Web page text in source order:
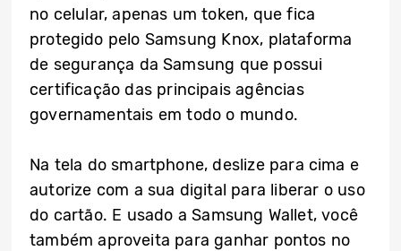
no celular, apenas um token, que fica
protegido pelo Samsung Knox, plataforma
de segurança da Samsung que possui
certificação das principais agências
governamentais em todo o mundo.
Na tela do smartphone, deslize para cima e
autorize com a sua digital para liberar o uso
do cartão. E usado a Samsung Wallet, você
também aproveita para ganhar pontos no